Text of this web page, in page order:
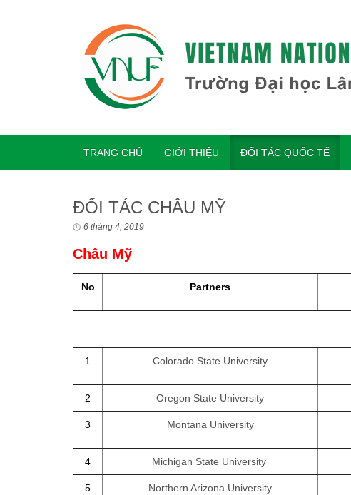
TRANG CHỦ GIỚI THIỆU ĐỐI TÁC QUỐC TẾ
ĐỐI TÁC CHÂU MỸ
6 tháng 4, 2019
Châu Mỹ
No Partners
1 Colorado State University
2 Oregon State University
3 Montana University
4 Michigan State University
5 Northern Arizona University